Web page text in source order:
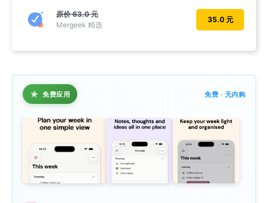
原价63.0 元
Mergeek 精选
35.0 元
★ 免费应用 免费 · 无内购